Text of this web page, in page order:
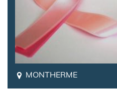
MONTHERME